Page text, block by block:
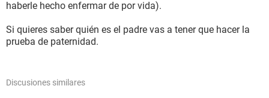
haberle hecho enfermar de por vida).
Si quieres saber quién es el padre vas a tener que hacer la
prueba de paternidad.
Discusiones similares